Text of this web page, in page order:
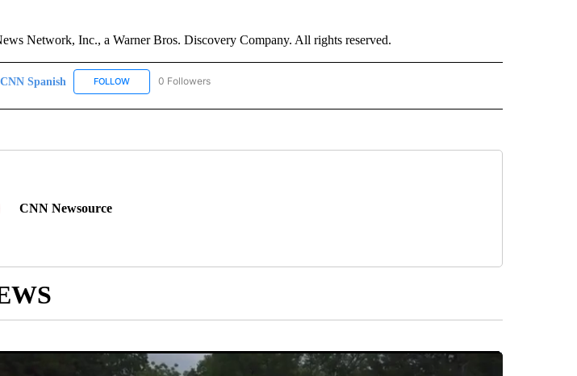
Network, Inc., a Warner Bros. Discovery Company. All rights reserved.
CNN Spanish FOLLOWFOLLOW "CNN SPANISH" TO RECEIVE NOTIFICATIONS ABOUT NEW PAGES ON "CNN SPANISH".
0 Followers
CNN Newsource